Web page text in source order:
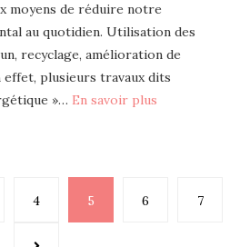
moyens de réduire notre
au quotidien. Utilisation des
recyclage, amélioration de
plusieurs travaux dits
»… En savoir plus
4 5 6 7